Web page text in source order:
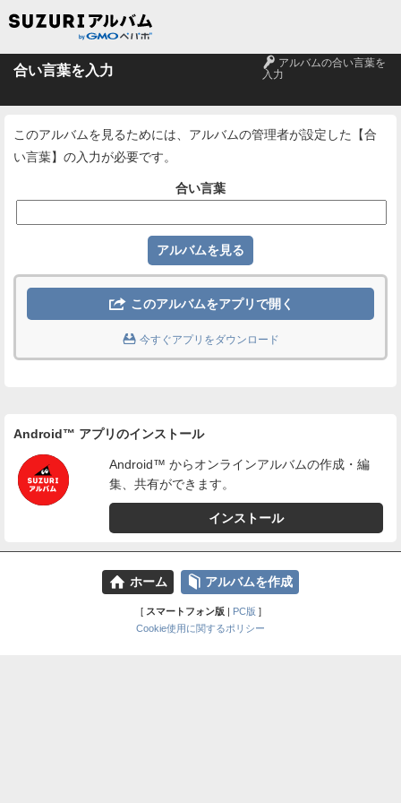
合い言葉を入力 🔑 アルバムの合い言葉を
入力
このアルバムを見るためには、アルバムの管理者が設定した【合
い言葉】の入力が必要です。
合い言葉
 このアルバムをアプリで開く
 今すぐアプリをダウンロード
Android™ アプリのインストール
Android™ からオンラインアルバムの作成・編
集、共有ができます。
インストール
⌂ ホーム 📕 アルバムを作成
[ スマートフォン版| PC版 ]
Cookie使用に関するポリシー